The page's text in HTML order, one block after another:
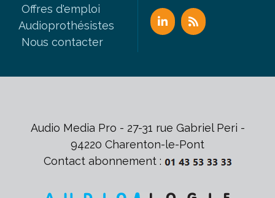
Offres d'emploi
Audioprothésistes
Nous contacter
Audio Media Pro - 27-31 rue Gabriel Peri -
94220 Charenton-le-Pont
Contact abonnement :